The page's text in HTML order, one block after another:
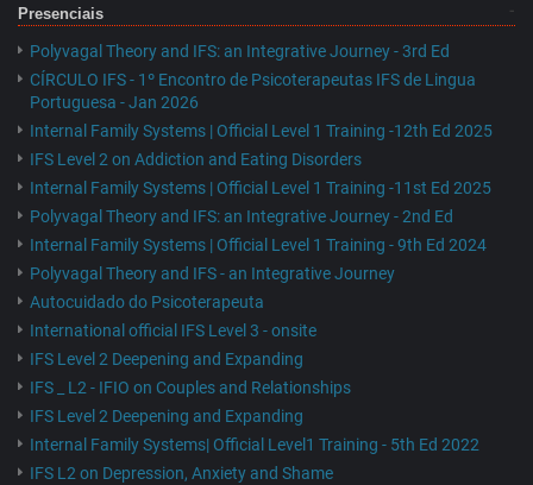
Presenciais
Polyvagal Theory and IFS: an Integrative Journey - 3rd Ed
CÍRCULO IFS - 1º Encontro de Psicoterapeutas IFS de Lingua
Portuguesa - Jan 2026
Internal Family Systems | Official Level 1 Training -12th Ed 2025
IFS Level 2 on Addiction and Eating Disorders
Internal Family Systems | Official Level 1 Training -11st Ed 2025
Polyvagal Theory and IFS: an Integrative Journey - 2nd Ed
Internal Family Systems | Official Level 1 Training - 9th Ed 2024
Polyvagal Theory and IFS - an Integrative Journey
Autocuidado do Psicoterapeuta
International official IFS Level 3 - onsite
IFS Level 2 Deepening and Expanding
IFS _ L2 - IFIO on Couples and Relationships
IFS Level 2 Deepening and Expanding
Internal Family Systems| Official Level1 Training - 5th Ed 2022
IFS L2 on Depression, Anxiety and Shame